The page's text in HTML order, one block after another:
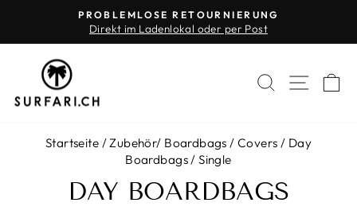
Inhalt
Pause
PROBLEMLOSE RETOURNIERUNG
Direkt im Ladenlokal oder per Post
SUCHE
Startseite /Zubehör/ Boardbags / Covers / Day
Boardbags/ Single
DAY BOARDBAGS